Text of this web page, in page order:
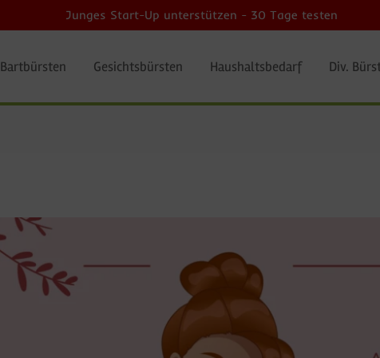
Junges Start-Up unterstützen - 30 Tage testen
Bartbürsten Gesichtsbürsten Haushaltsbedarf Div.